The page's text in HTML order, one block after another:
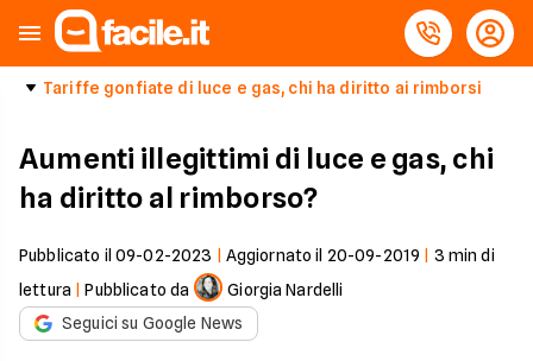
Tariffe gonfiate di luce e gas, chi ha diritto ai rimborsi
Aumenti illegittimi di luce e gas, chi
ha diritto al rimborso?
Pubblicato il 09-02-2023 Aggiornato il 20-09-2019 3 min di
lettura |Pubblicato da
Giorgia Nardelli
Seguici su Google News